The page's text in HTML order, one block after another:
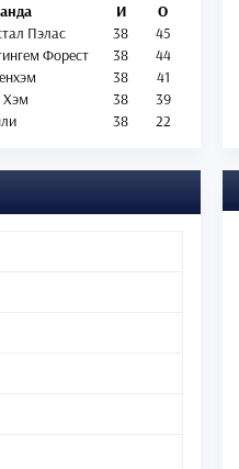
И
О
Пэлас 38
45
Форест 38
44
38
41
Хэм 38
39
38 22